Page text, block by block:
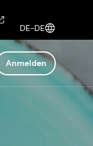
DE-DE
Anmelden